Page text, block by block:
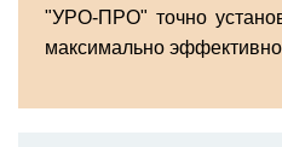
"УРО-ПРО" точно
максимально